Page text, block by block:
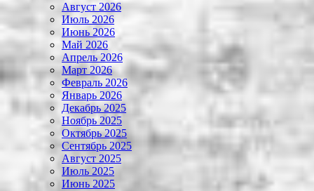
Август 2026
Июль 2026
Июнь 2026
Май 2026
Апрель 2026
Март 2026
Февраль 2026
Январь 2026
Декабрь 2025
Ноябрь 2025
Октябрь 2025
Сентябрь 2025
Август 2025
Июль 2025
Июнь 2025